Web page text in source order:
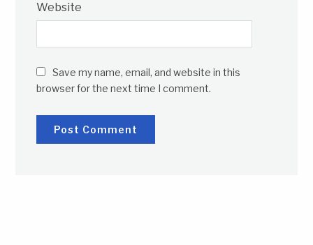
Website
Save my name, email, and website in this
browser for the next time I comment.